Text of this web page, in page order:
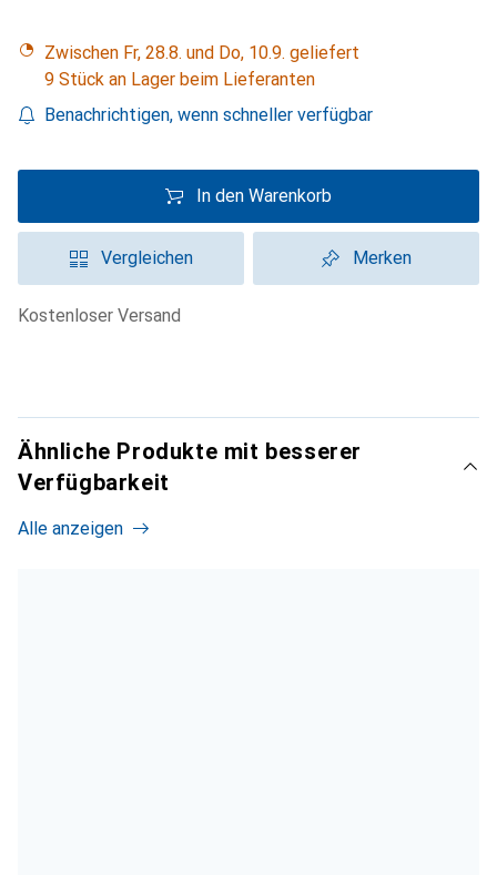
Zwischen Fr, 28.8. und Do, 10.9. geliefert
9 Stück an Lager beim Lieferanten
Benachrichtigen, wenn schneller verfügbar
In den Warenkorb
Vergleichen Merken
kostenloser Versand
Ähnliche Produkte mit besserer
Verfügbarkeit
Alle anzeigen